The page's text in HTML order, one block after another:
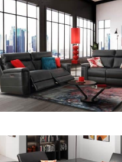
produits
ET POUFS
produits
les produits et
206E VENTADOR
canapé 3 places en tissu 2
MODÈLE 358E POLRI